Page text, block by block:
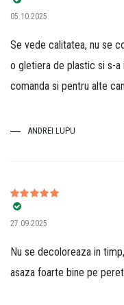
din 5
05.10.2025
Se vede calitatea, nu se
o gletiera de plastic si s-a
comanda si pentru alte
ANDREI LUPU
Evaluat la
din 5
27.09.2025
Nu se decoloreaza in
asaza foarte bine pe